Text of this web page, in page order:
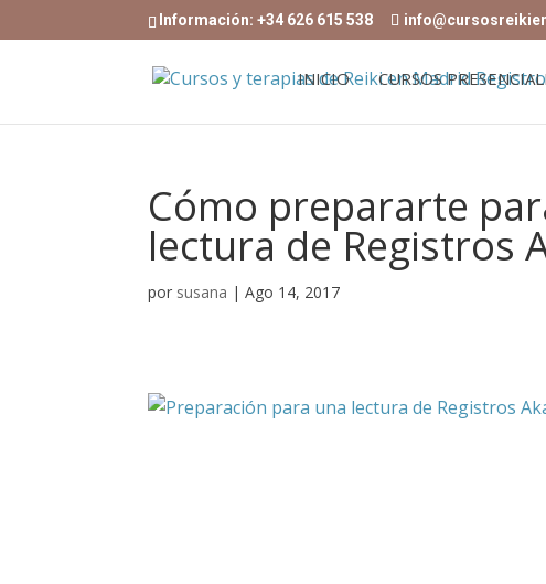
Información: +34 626 615 538
INICIO CURSOS
Cómo prepararte
lectura de Registros
por susana |Ago 14, 2017